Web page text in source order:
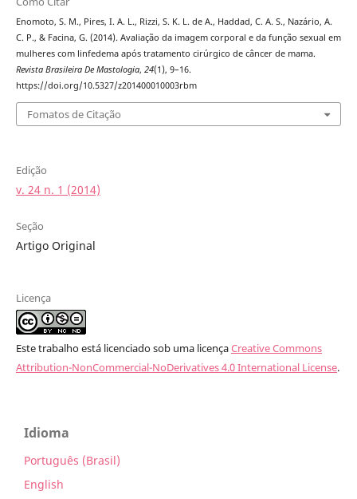
Enomoto, S. M., Pires, I. A. L., Rizzi, S. K. L. de A., Haddad, C. A. S., Nazário, A.
C. P., & Facina, G. (2014). Avaliação da imagem corporal e da função sexual em
mulheres com linfedema após tratamento cirúrgico de câncer de mama.
Revista Brasileira De Mastologia, 24(1), 9–16.
https://doi.org/10.5327/z201400010003rbm
Fomatos de Citação
Edição
v. 24 n. 1 (2014)
Seção
Artigo Original
Licença
Este trabalho está licenciado sob uma licençaCreative Commons
Attribution-NonCommercial-NoDerivatives 4.0 International License.
Idioma
Português (Brasil)
English